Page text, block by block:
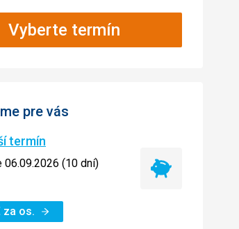
Vyberte termín
pre vás
termín
06.09.2026 (10 dní)
za os.
Najlacnejší